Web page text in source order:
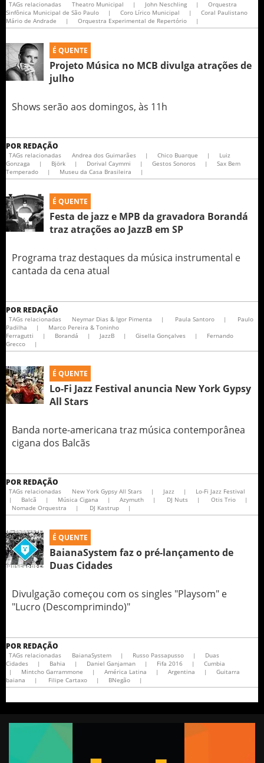
TAGs relacionadas Theatro Municipal | John Neschling |
Orquestra
Sinfônica Municipal de São Paulo
| Coro Lírico Municipal |
Coral Paulistano
Mário de Andrade
| Orquestra Experimental de Repertório |
É QUENTE
Projeto Música no MCB divulga atrações de
julho
Shows serão aos domingos, às 11h
POR REDAÇÃO
TAGs relacionadas Andrea dos Guimarães | Chico Buarque |
Luiz
Gonzaga
| Björk | Dorival Caymmi | Gestos Sonoros |
Sax Bem
Temperado
| Museu da Casa Brasileira |
É QUENTE
Festa de jazz e MPB da gravadora Borandá
traz atrações ao JazzB em SP
Programa traz destaques da música instrumental e
cantada da cena atual
POR REDAÇÃO
TAGs relacionadas Neymar Dias & Igor Pimenta | Paula Santoro |
Paulo
Padilha
|
Marco Pereira & Toninho
Ferragutti
| Borandá | JazzB | Gisella Gonçalves |
Fernando
Grecco
|
É QUENTE
Lo-Fi Jazz Festival anuncia New York Gypsy
All Stars
Banda norte-americana traz música contemporânea
cigana dos Balcãs
POR REDAÇÃO
TAGs relacionadas New York Gypsy All Stars | Jazz |
Lo-Fi Jazz Festival
|
Balcã | Música Cigana | Azymuth | DJ Nuts | Otis Trio
|
Nomade Orquestra
| DJ Kastrup |
É QUENTE
BaianaSystem faz o pré-lançamento de
Duas Cidades
Divulgação começou com os singles "Playsom" e
"Lucro (Descomprimindo)"
POR REDAÇÃO
TAGs relacionadas BaianaSystem | Russo Passapusso |
Duas
Cidades
| Bahia | Daniel Ganjaman | Fifa 2016 |
Cumbia
|
Mintcho Garrammone | América Latina | Argentina |
Guitarra
baiana
| Filipe Cartaxo | BNegão |